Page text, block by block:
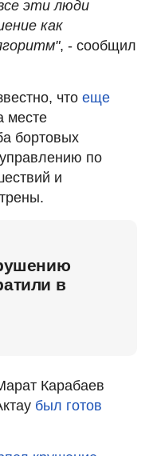
эти люди
как
, - сообщил
что еще
месте
бортовых
по
и
в
Карабаев
был готов